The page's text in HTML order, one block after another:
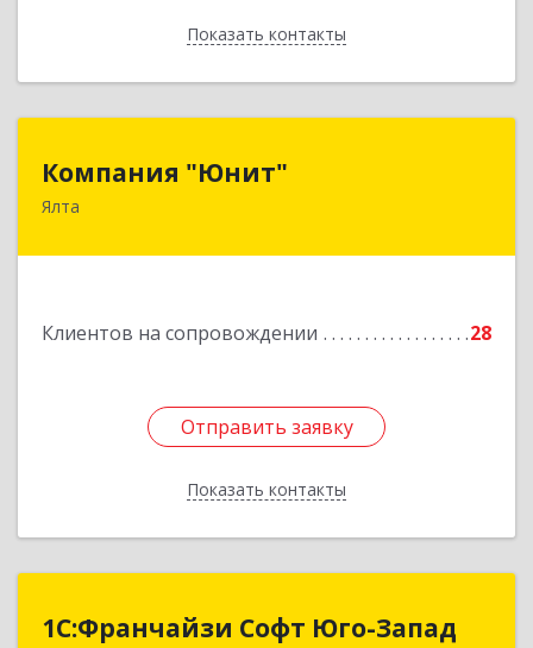
Показать контакты
Назад
Компания "Юнит"
Ялта
Клиентов на сопровождении 28
Отправить заявку
Показать контакты
298600, Крым Респ, Ялта г, Васильева ул, дом №
Отправить заявку
Назад
1С:Франчайзи Софт Юго-Запад
1С:Франчайзи Софт Юго-Запад